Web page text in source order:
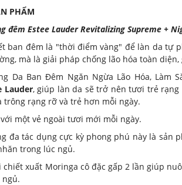
PHẨM
đêm Estee Lauder Revitalizing Supreme +
ban đêm là "thời điểm vàng" để làn da tự
mà là giải pháp chống lão hóa toàn
Da Ban Đêm Ngăn Ngừa Lão Hóa, Làm
Lauder, giúp làn da sẽ trở nên tươi trẻ
trông rạng rỡ và trẻ hơn mỗi ngày.
một vẻ ngoài tươi mới mỗi ngày.
đa tác dụng cực kỳ phong phú này là sản
trong lúc ngủ.
chiết xuất Moringa cô đặc gấp 2 lần giúp
ngủ.